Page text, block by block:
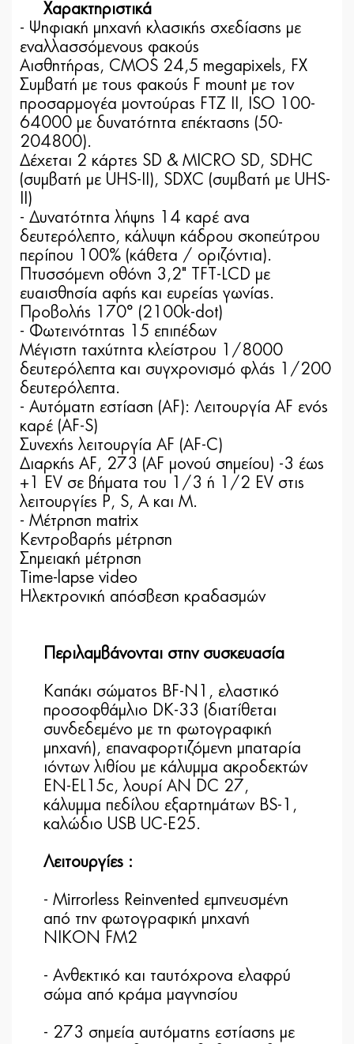
Χαρακτηριστικά
- Ψηφιακή μηχανή κλασικής σχεδίασης με
εναλλασσόμενους φακούς
Αισθητήρας, CMOS 24,5 megapixels, FX
Συμβατή με τους φακούς F mount με τoν
προσαρμογέα μοντούρας FTZ ΙΙ, ISO 100-
64000 με δυνατότητα επέκτασης (50-
204800).
Δέχεται 2 κάρτες SD & MICRO SD, SDHC
(συμβατή με UHS-II), SDXC (συμβατή με UHS-
II)
- Δυνατότητα λήψης 14 καρέ ανα
δευτερόλεπτο, κάλυψη κάδρου σκοπεύτρου
περίπου 100% (κάθετα / οριζόντια).
Πτυσσόμενη οθόνη 3,2" TFT-LCD με
ευαισθησία αφής και ευρείας γωνίας.
Προβολής 170° (2100k-dot)
- Φωτεινότητας 15 επιπέδων
Μέγιστη ταχύτητα κλείστρου 1/8000
δευτερόλεπτα και συγχρονισμό φλάς 1/200
δευτερόλεπτα.
- Αυτόματη εστίαση (AF): Λειτουργία AF ενός
καρέ (AF-S)
Συνεχής λειτουργία AF (AF-C)
Διαρκής AF, 273 (AF μονού σημείου) -3 έως
+1 EV σε βήματα του 1/3 ή 1/2 EV στις
λειτουργίες P, S, A και M.
- Μέτρηση matrix
Κεντροβαρής μέτρηση
Σημειακή μέτρηση
Τime-lapse video
Ηλεκτρονική απόσβεση κραδασμών
Περιλαμβάνονται στην συσκευασία
Καπάκι σώματος BF-N1, ελαστικό
προσοφθάμλιο DK-33 (διατίθεται
συνδεδεμένο με τη φωτογραφική
μηχανή), επαναφορτιζόμενη μπαταρία
ιόντων λιθίου με κάλυμμα ακροδεκτών
EN-EL15c, λουρί AN DC 27,
κάλυμμα πεδίλου εξαρτημάτων BS-1,
καλώδιο USB UC-E25.
Λειτουργίες :
- Mirrorless Reinvented εμπνευσμένη
από την φωτογραφική μηχανή
NIKON FM2
- Aνθεκτικό και ταυτόχρονα ελαφρύ
σώμα από κράμα μαγνησίου
- 273 σημεία αυτόματης εστίασης με